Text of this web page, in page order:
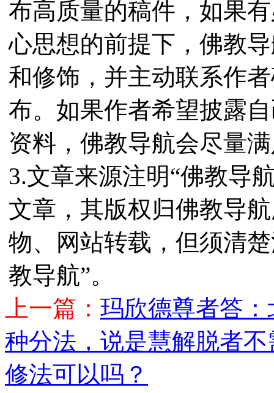
布高质量的稿件，如果
心思想的前提下，佛教
和修饰，并主动联系作
布。如果作者希望披露
资料，佛教导航会尽量
3.文章来源注明“佛教导
文章，其版权归佛教导
物、网站转载，但须清
教导航”。
上一篇： 玛欣德尊者答
种分法，说是慧解脱者
修法可以吗？